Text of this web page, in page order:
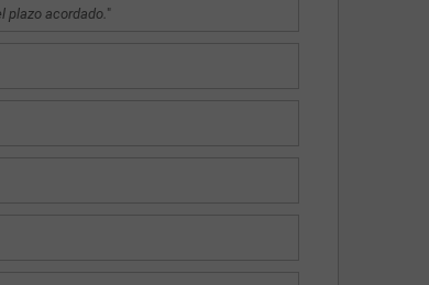
plazo acordado. "